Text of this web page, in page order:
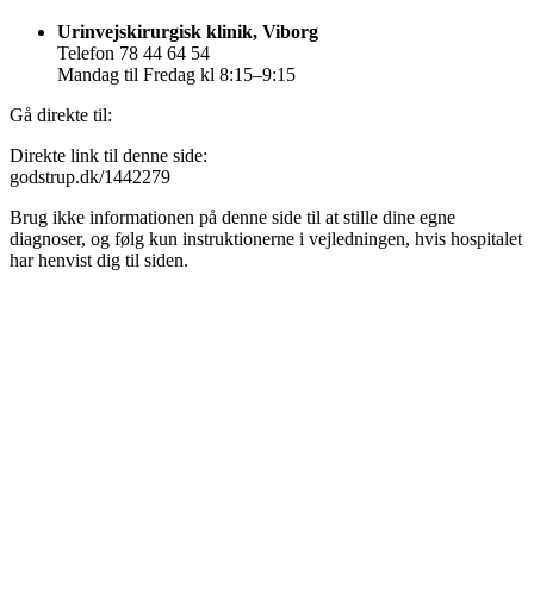
Urinvejskirurgisk klinik, Viborg
Telefon 78 44 64 54
Mandag til Fredag kl 8:15–9:15
Gå direkte til:
Direkte link til denne side:
godstrup.dk/1442279
Brug ikke informationen på denne side til at stille dine egne
diagnoser, og følg kun instruktionerne i vejledningen, hvis hospitalet
har henvist dig til siden.